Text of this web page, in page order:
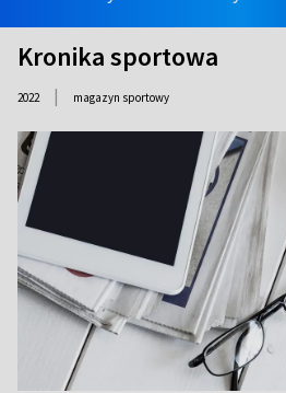
Kronika sportowa
2022 | magazyn sportowy